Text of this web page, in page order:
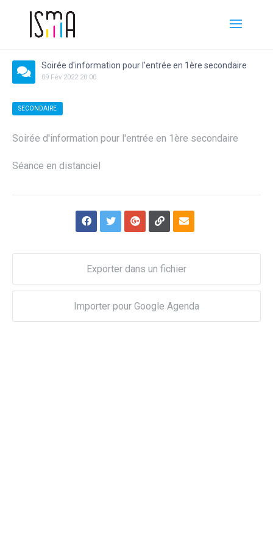
Soirée d'information pour l'entrée en 1ère secondaire
09 Fév 2022 20:00
SECONDAIRE
Soirée d'information pour l'entrée en 1ère secondaire
Séance en distanciel
Exporter dans un fichier
Importer pour Google Agenda